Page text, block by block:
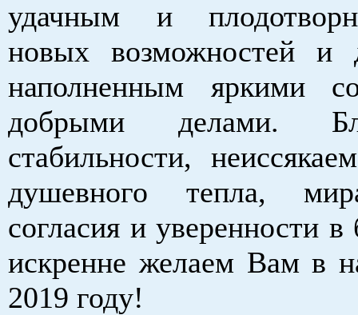
удачным и
новых возможностей и
наполненным яркими
добрыми делами.
стабильности,
душевного тепла,
согласия и уверенности
искренне желаем Вам в
2019 году!